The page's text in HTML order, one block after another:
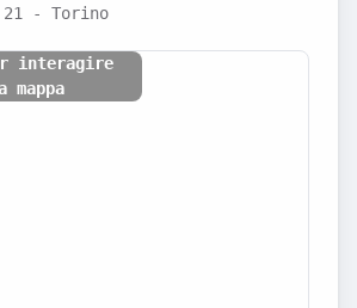
- Torino
interagire
mappa